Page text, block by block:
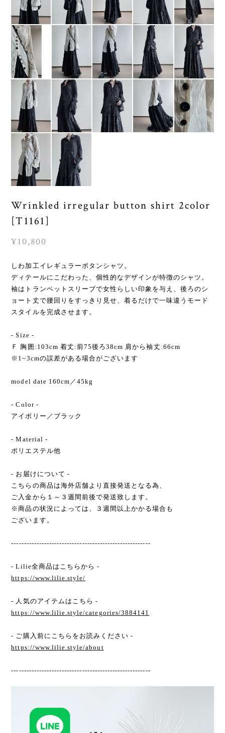
Wrinkled irregular button shirt 2color
[T1161]
¥10,800
しわ加工イレギュラーボタンシャツ。
ディテールにこだわった、個性的なデザインが特徴のシャツ。
袖はトランペットスリーブで女性らしい印象を与え、後ろのシ
ョート丈で腰回りをすっきり見せ、着るだけで一味違うモード
スタイルを完成させます。
- Size -
Ｆ 胸囲:103cm 着丈:前75後ろ38cm 肩から袖丈:66cm
※1~3cmの誤差がある場合がございます
model date 160cm／45kg
- Color -
アイボリー／ブラック
- Material -
ポリエステル他
- お届けについて -
こちらの商品は海外店舗より直接発送となる為、
ご入金から１～３週間前後で発送致します。
※商品の状況によっては、３週間以上かかる場合も
ございます。
-------------------------------------------------------
- Lilie全商品はこちらから -
https://www.lilie.style/
- 人気のアイテムはこちら -
https://www.lilie.style/categories/3884141
- ご購入前にこちらをお読みください -
https://www.lilie.style/about
-------------------------------------------------------